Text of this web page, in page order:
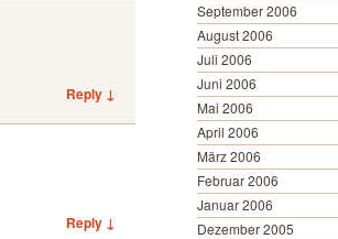
Reply ↓
Reply ↓
September 2006
August 2006
Juli 2006
Juni 2006
Mai 2006
April 2006
März 2006
Februar 2006
Januar 2006
Dezember 2005